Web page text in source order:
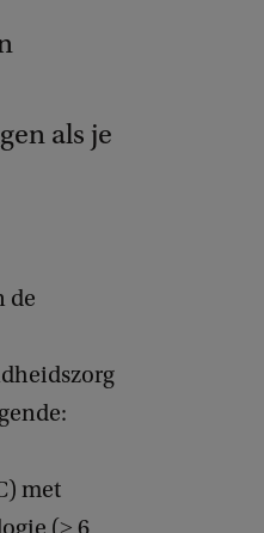
als je
de
met